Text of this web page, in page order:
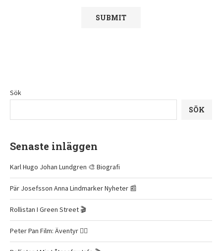
Sök
SÖK
Senaste inläggen
Karl Hugo Johan Lundgren 🎨 Biografi
Pär Josefsson Anna Lindmarker Nyheter 📰
Rollistan I Green Street 🎬
Peter Pan Film: Äventyr 🧚‍♂️